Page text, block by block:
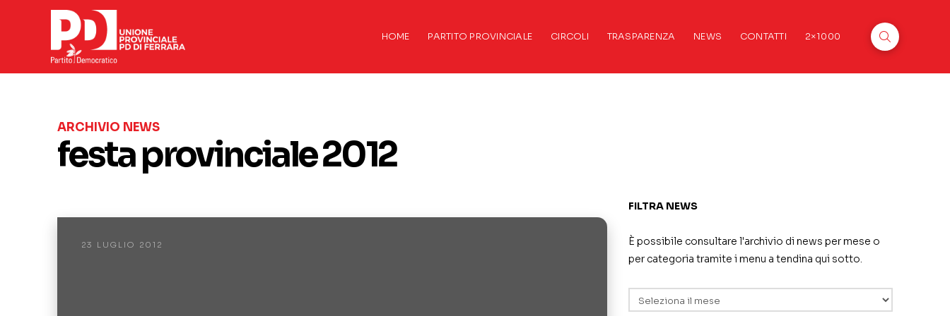
HOME PARTITO PROVINCIALE CIRCOLI TRASPARENZA NEWS CONTATTI 2×1000
ARCHIVIO NEWS
festa provinciale 2012
23 LUGLIO 2012
FILTRA NEWS
È possibile consultare l'archivio di news per mese o
per categoria tramite i menu a tendina qui sotto.
Archivi